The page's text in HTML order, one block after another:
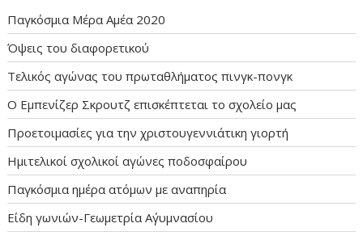
Παγκόσμια Μέρα Αμέα 2020
Όψεις του διαφορετικού
Τελικός αγώνας του πρωταθλήματος πινγκ-πονγκ
Ο Εμπενίζερ Σκρουτζ επισκέπτεται το σχολείο μας
Προετοιμασίες για την χριστουγεννιάτικη γιορτή
Ημιτελικοί σχολικοί αγώνες ποδοσφαίρου
Παγκόσμια ημέρα ατόμων με αναπηρία
Είδη γωνιών-Γεωμετρία Α΄γυμνασίου